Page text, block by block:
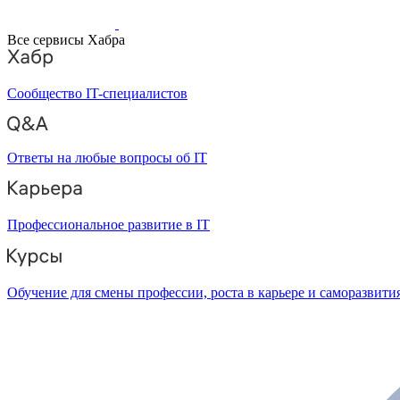
Все сервисы Хабра
Сообщество IT-специалистов
Ответы на любые вопросы об IT
Профессиональное развитие в IT
Обучение для смены профессии, роста в карьере и